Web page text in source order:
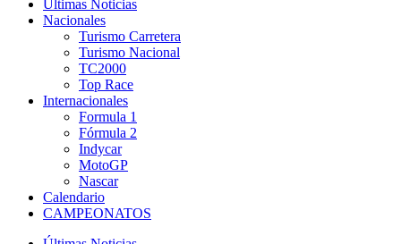
Últimas Noticias
Nacionales
Turismo Carretera
Turismo Nacional
TC2000
Top Race
Internacionales
Formula 1
Fórmula 2
Indycar
MotoGP
Nascar
Calendario
CAMPEONATOS